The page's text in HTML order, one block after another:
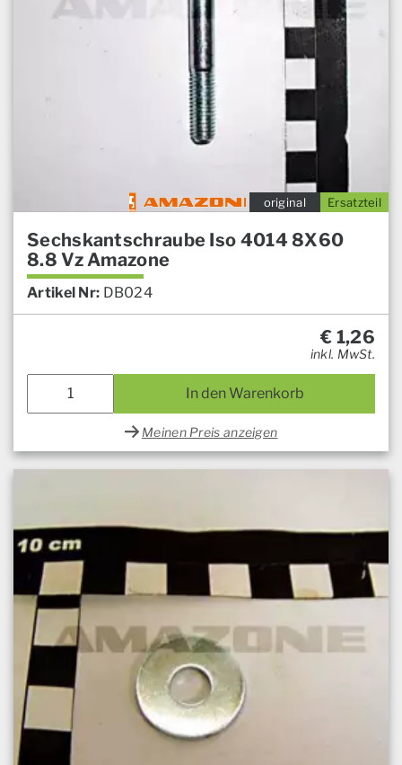
Ersatzteil
original
Sechskantschraube Iso 4014 8X60
8.8 Vz Amazone
Artikel Nr: DB024
€ 1,26
inkl. MwSt.
In den Warenkorb
Meinen Preis anzeigen